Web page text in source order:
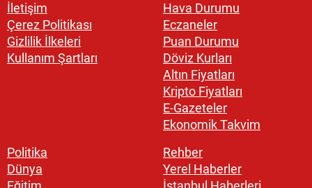
İletişim
Çerez Politikası
Gizlilik İlkeleri
Kullanım Şartları
Hava Durumu
Eczaneler
Puan Durumu
Döviz Kurları
Altın Fiyatları
Kripto Fiyatları
E-Gazeteler
Ekonomik Takvim
Politika
Dünya
Rehber
Yerel Haberler